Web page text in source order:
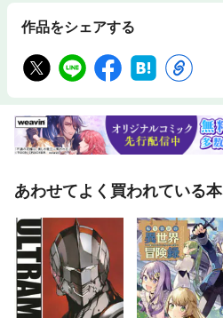
作品をシェアする
あわせてよく買われている本